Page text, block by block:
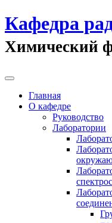
Кафедра
Химический
Главная
О кафедре
Руководство
Лаборатории